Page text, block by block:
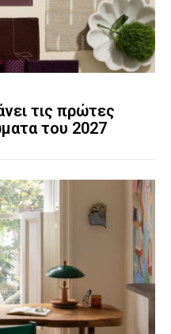
τις πρώτες
του 2027